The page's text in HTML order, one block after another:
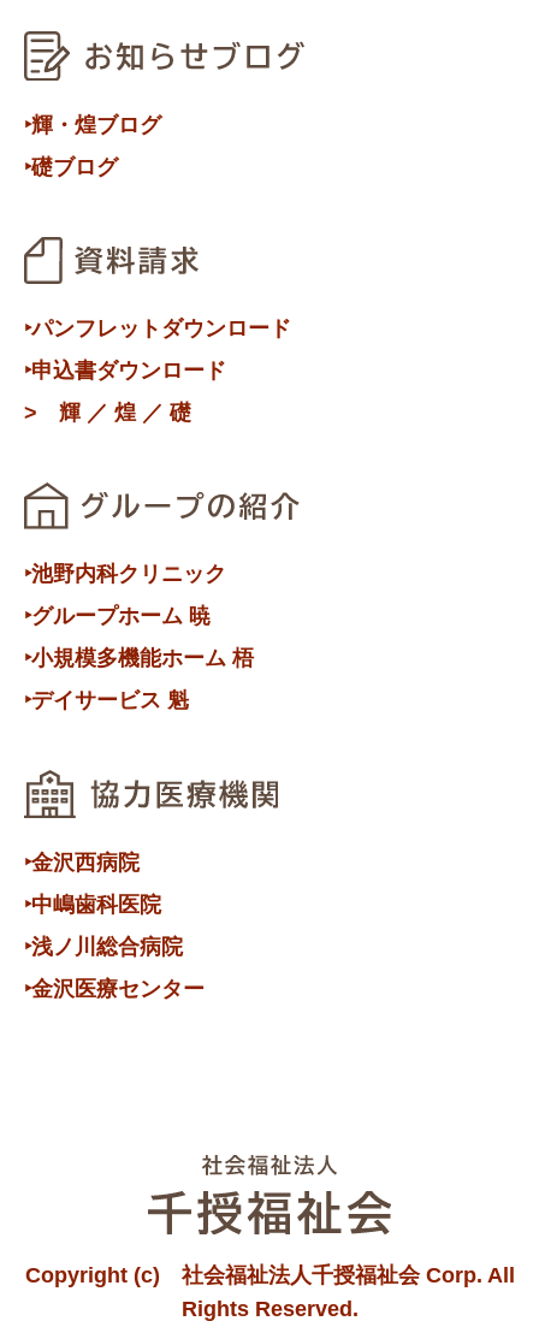
‣輝・煌ブログ
‣礎ブログ
‣パンフレットダウンロード
‣申込書ダウンロード
> 輝 ／ 煌 ／ 礎
‣池野内科クリニック
‣グループホーム 暁
‣小規模多機能ホーム 梧
‣デイサービス 魁
‣金沢西病院
‣中嶋歯科医院
‣浅ノ川総合病院
‣金沢医療センター
Copyright (c) 社会福祉法人千授福祉会 Corp. All
Rights Reserved.